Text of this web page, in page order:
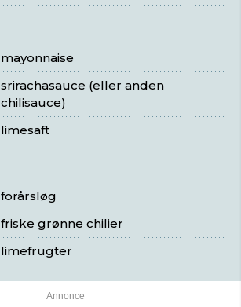
mayonnaise
srirachasauce (eller anden
chilisauce)
limesaft
forårsløg
friske grønne chilier
limefrugter